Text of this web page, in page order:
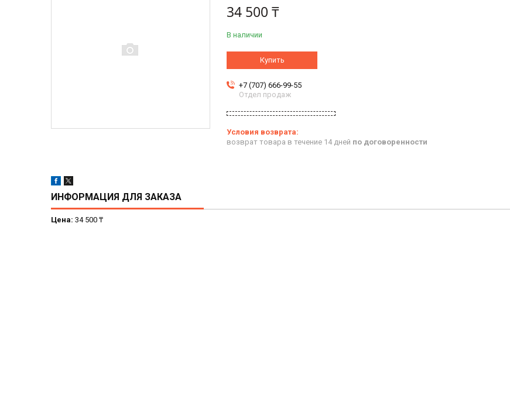
34 500 ₸
В наличии
Купить
+7 (707) 666-99-55
Отдел продаж
возврат товара в течение 14 дней по договоренности
ИНФОРМАЦИЯ ДЛЯ ЗАКАЗА
Цена: 34 500 ₸